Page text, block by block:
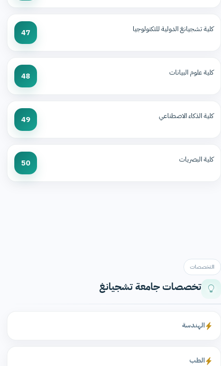
كلية تشجيانغ الدولية للتكنولوجيا 47
كلية علوم البيانات 48
كلية الذكاء الاصطناعي 49
كلية البصريات 50
التخصصات
تخصصات جامعة تشجيانغ
الهندسة
الطب